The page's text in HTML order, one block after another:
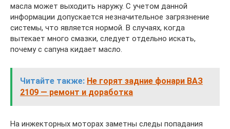
масла может выходить наружу. С учетом данной
информации допускается незначительное загрязнение
системы, что является нормой. В случаях, когда
вытекает много смазки, следует отдельно искать,
почему с сапуна кидает масло.
Читайте также: Не горят задние фонари ВАЗ
2109 — ремонт и доработка
На инжекторных моторах заметны следы попадания